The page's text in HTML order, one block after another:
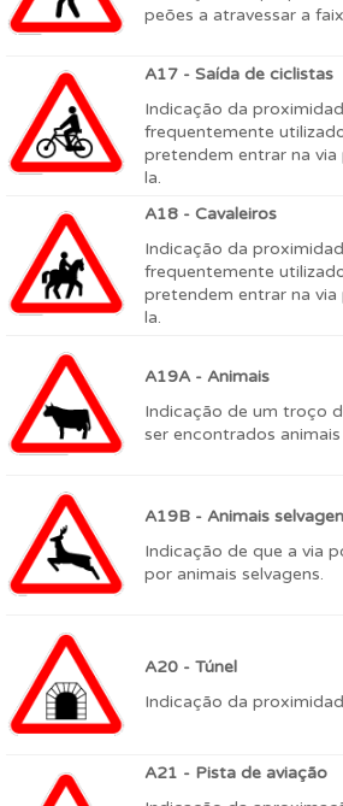
peões a atravessar a
A17 - Saída de ciclistas
Indicação da
frequentemente
pretendem entrar na
la.
A18 - Cavaleiros
Indicação da
frequentemente
pretendem entrar na
la.
A19A - Animais
Indicação de um troço
ser encontrados
A19B - Animais
Indicação de que a via
por animais selvagens.
A20 - Túnel
Indicação da
A21 - Pista de aviação